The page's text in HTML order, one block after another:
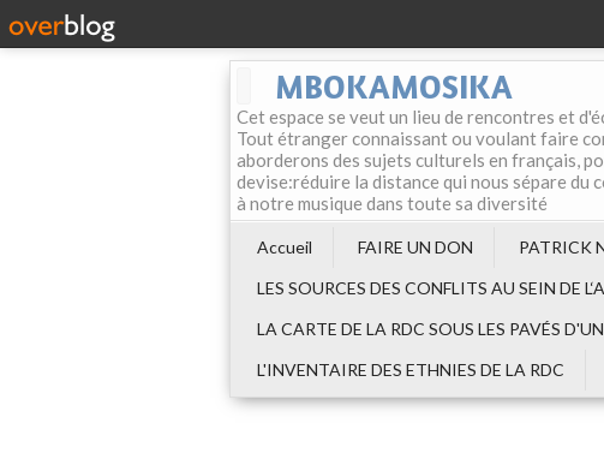
MBOKAMOSIKA
Cet espace se veut un lieu de rencontres et
Tout étranger connaissant ou voulant faire
aborderons des sujets culturels en français,
devise:réduire la distance qui nous sépare
à notre musique dans toute sa diversité
Accueil FAIRE UN DON
PATRICK
LES SOURCES DES CONFLITS AU SEIN DE
LA CARTE DE LA RDC SOUS LES PAVÉS
L'INVENTAIRE DES ETHNIES DE LA RDC